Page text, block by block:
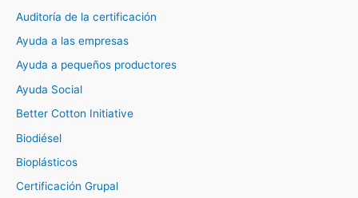
Auditoría de la certificación
Ayuda a las empresas
Ayuda a pequeños productores
Ayuda Social
Better Cotton Initiative
Biodiésel
Bioplásticos
Certificación Grupal